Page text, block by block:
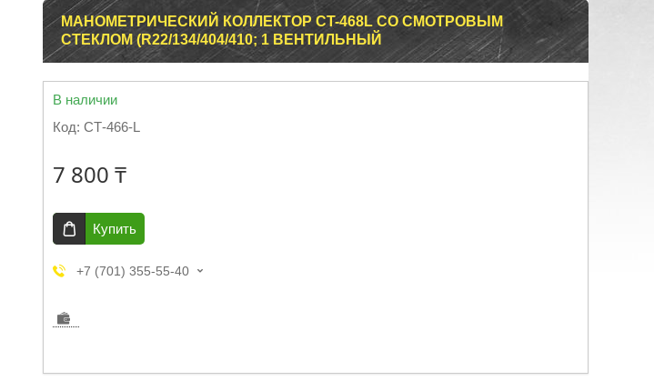
МАНОМЕТРИЧЕСКИЙ КОЛЛЕКТОР CT-468L СО СМОТРОВЫМ
СТЕКЛОМ (R22/134/404/410; 1 ВЕНТИЛЬНЫЙ
В наличии
Код: СТ-466-L
7 800 ₸
Купить
+7 (701) 355-55-40